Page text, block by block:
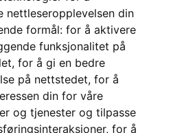
nettleseropplevelsen din
formål: for å aktivere
funksjonalitet på
, for å gi en bedre
på nettstedet, for å
din for våre
og tjenester og tilpasse
, for å
09-26